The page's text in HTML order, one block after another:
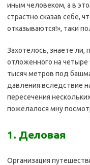
иным человеком, а в
страстно сказав себе,
отказываются!», таки
Захотелось, знаете
отложенного на четыре
тысяч метров под
давления вследствие
пересечения
пожелалося мну
1. Деловая
Организация